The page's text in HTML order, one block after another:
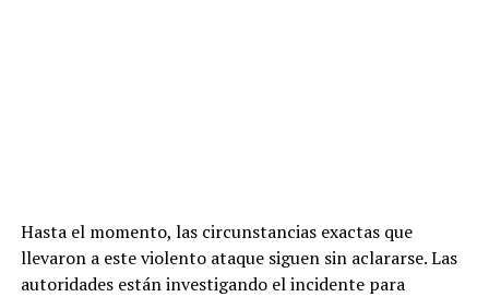
Hasta el momento, las circunstancias exactas que
llevaron a este violento ataque siguen sin aclararse. Las
autoridades están investigando el incidente para